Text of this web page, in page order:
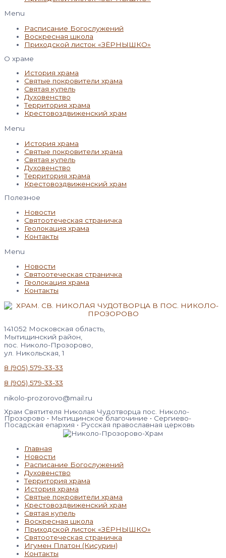
Menu
Расписание Богослужений
Воскресная школа
Приходской листок «ЗЁРНЫШКО»
О храме
История храма
Святые покровители храма
Святая купель
Духовенство
Территория храма
Крестовоздвиженский храм
Menu
История храма
Святые покровители храма
Святая купель
Духовенство
Территория храма
Крестовоздвиженский храм
Полезное
Новости
Святоотеческая страничка
Геолокация храма
Контакты
Menu
Новости
Святоотеческая страничка
Геолокация храма
Контакты
141052 Московская область,
Мытищинский район,
пос. Николо-Прозорово,
ул. Никольская, 1
8 (905) 579-33-33
8 (905) 579-33-33
nikolo-prozorovo@mail.ru
Храм Святителя Николая Чудотворца пос. Николо-
Прозорово • Мытищинское благочиние • Сергиево-
Посадская епархия • Русская православная церковь
Главная
Новости
Расписание Богослужений
Духовенство
Территория храма
История храма
Святые покровители храма
Крестовоздвиженский храм
Святая купель
Воскресная школа
Приходской листок «ЗЁРНЫШКО»
Святоотеческая страничка
Игумен Платон (Кисурин)
Контакты